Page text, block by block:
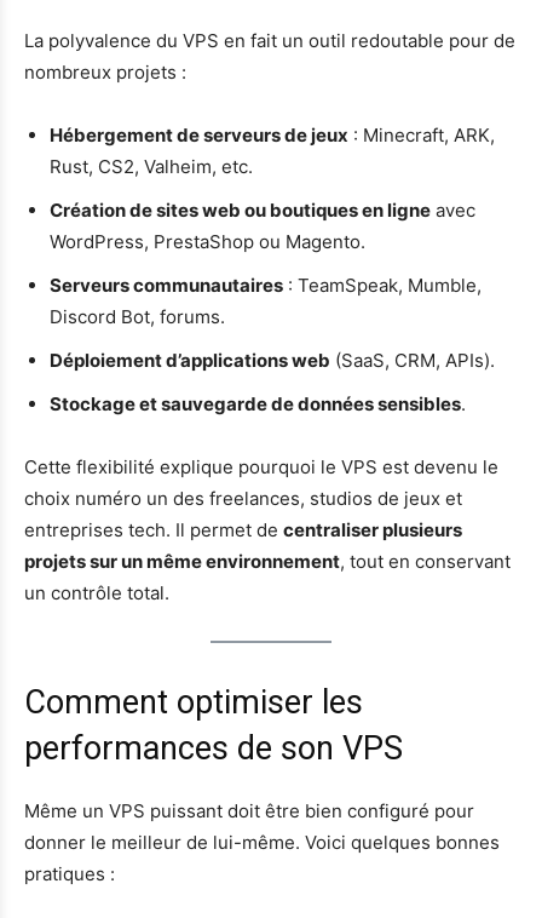
La polyvalence du VPS en fait un outil redoutable pour de
nombreux projets :
Hébergement de serveurs de jeux : Minecraft, ARK,
Rust, CS2, Valheim, etc.
Création de sites web ou boutiques en ligne avec
WordPress, PrestaShop ou Magento.
Serveurs communautaires : TeamSpeak, Mumble,
Discord Bot, forums.
Déploiement d’applications web (SaaS, CRM, APIs).
Stockage et sauvegarde de données sensibles.
Cette flexibilité explique pourquoi le VPS est devenu le
choix numéro un des freelances, studios de jeux et
entreprises tech. Il permet de centraliser plusieurs
projets sur un même environnement, tout en conservant
un contrôle total.
Comment optimiser les
performances de son VPS
Même un VPS puissant doit être bien configuré pour
donner le meilleur de lui-même. Voici quelques bonnes
pratiques :